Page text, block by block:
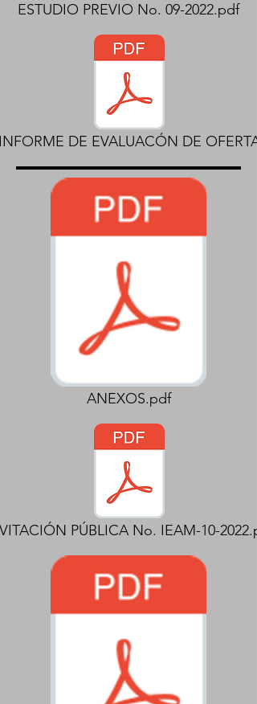
ESTUDIO PREVIO No. 09-2022.pdf
DE EVALUACÓN DE OFERTA
ANEXOS.pdf
PÚBLICA No. IEAM-10-